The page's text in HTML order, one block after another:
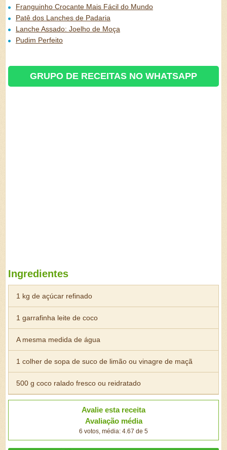
Franguinho Crocante Mais Fácil do Mundo
Patê dos Lanches de Padaria
Lanche Assado: Joelho de Moça
Pudim Perfeito
GRUPO DE RECEITAS NO WHATSAPP
Ingredientes
1 kg de açúcar refinado
1 garrafinha leite de coco
A mesma medida de água
1 colher de sopa de suco de limão ou vinagre de maçã
500 g coco ralado fresco ou reidratado
Avalie esta receita
Avaliação média
6 votos, média: 4.67 de 5